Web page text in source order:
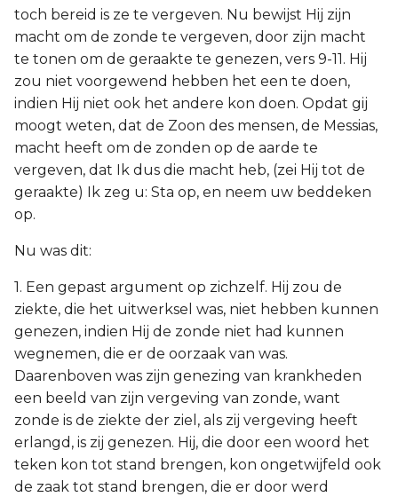
toch bereid is ze te vergeven. Nu bewijst Hij zijn
macht om de zonde te vergeven, door zijn macht
te tonen om de geraakte te genezen, vers 9-11. Hij
zou niet voorgewend hebben het een te doen,
indien Hij niet ook het andere kon doen. Opdat gij
moogt weten, dat de Zoon des mensen, de Messias,
macht heeft om de zonden op de aarde te
vergeven, dat Ik dus die macht heb, (zei Hij tot de
geraakte) Ik zeg u: Sta op, en neem uw beddeken
op.
Nu was dit:
1. Een gepast argument op zichzelf. Hij zou de
ziekte, die het uitwerksel was, niet hebben kunnen
genezen, indien Hij de zonde niet had kunnen
wegnemen, die er de oorzaak van was.
Daarenboven was zijn genezing van krankheden
een beeld van zijn vergeving van zonde, want
zonde is de ziekte der ziel, als zij vergeving heeft
erlangd, is zij genezen. Hij, die door een woord het
teken kon tot stand brengen, kon ongetwijfeld ook
de zaak tot stand brengen, die er door werd